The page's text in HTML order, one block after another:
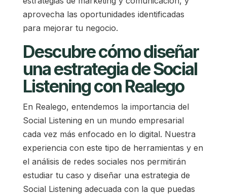
aprovecha las oportunidades identificadas
para mejorar tu negocio.
Descubre cómo diseñar
una estrategia de Social
Listening con Realego
En Realego, entendemos la importancia del
Social Listening en un mundo empresarial
cada vez más enfocado en lo digital. Nuestra
experiencia con este tipo de herramientas y en
el análisis de redes sociales nos permitirán
estudiar tu caso y diseñar una estrategia de
Social Listening adecuada con la que puedas